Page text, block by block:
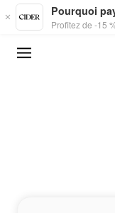
Skip to main content
Pourquoi
Profitez de -15